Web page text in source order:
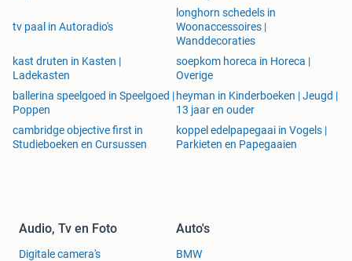
tv paal in Autoradio's
longhorn schedels in
Woonaccessoires |
Wanddecoraties
kast druten in Kasten |
Ladekasten
soepkom horeca in Horeca |
Overige
ballerina speelgoed in Speelgoed |
Poppen
heyman in Kinderboeken | Jeugd |
13 jaar en ouder
cambridge objective first in
Studieboeken en Cursussen
koppel edelpapegaai in Vogels |
Parkieten en Papegaaien
Audio, Tv en Foto
Digitale camera's
Auto's
BMW